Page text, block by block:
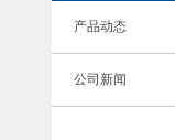
产品动态
公司新闻